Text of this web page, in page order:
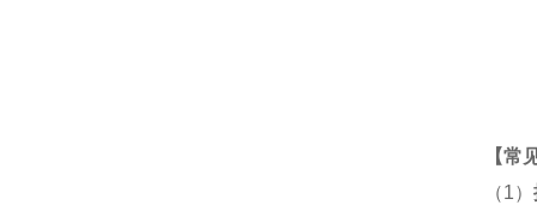
【常
（1）